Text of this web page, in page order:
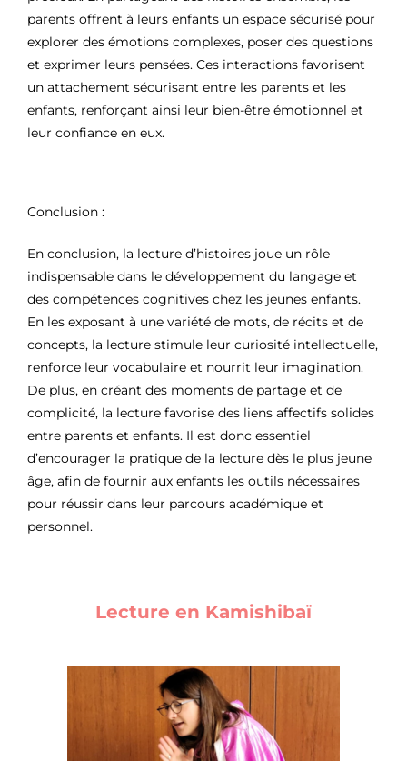
parents offrent à leurs enfants un espace sécurisé pour
explorer des émotions complexes, poser des questions
et exprimer leurs pensées. Ces interactions favorisent
un attachement sécurisant entre les parents et les
enfants, renforçant ainsi leur bien-être émotionnel et
leur confiance en eux.
Conclusion :
En conclusion, la lecture d’histoires joue un rôle
indispensable dans le développement du langage et
des compétences cognitives chez les jeunes enfants.
En les exposant à une variété de mots, de récits et de
concepts, la lecture stimule leur curiosité intellectuelle,
renforce leur vocabulaire et nourrit leur imagination.
De plus, en créant des moments de partage et de
complicité, la lecture favorise des liens affectifs solides
entre parents et enfants. Il est donc essentiel
d’encourager la pratique de la lecture dès le plus jeune
âge, afin de fournir aux enfants les outils nécessaires
pour réussir dans leur parcours académique et
personnel.
Lecture en Kamishibaï